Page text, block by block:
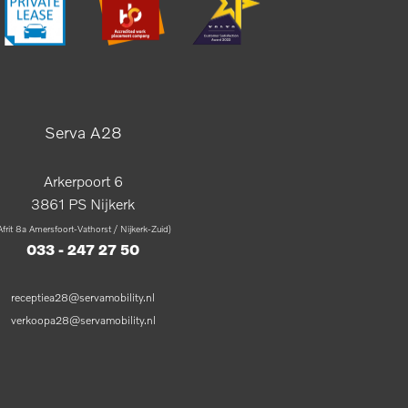
Serva A28
Arkerpoort 6
3861 PS Nijkerk
8a Amersfoort-Vathorst / Nijkerk-Zuid)
033 - 247 27 50
receptiea28@servamobility.nl
verkoopa28@servamobility.nl